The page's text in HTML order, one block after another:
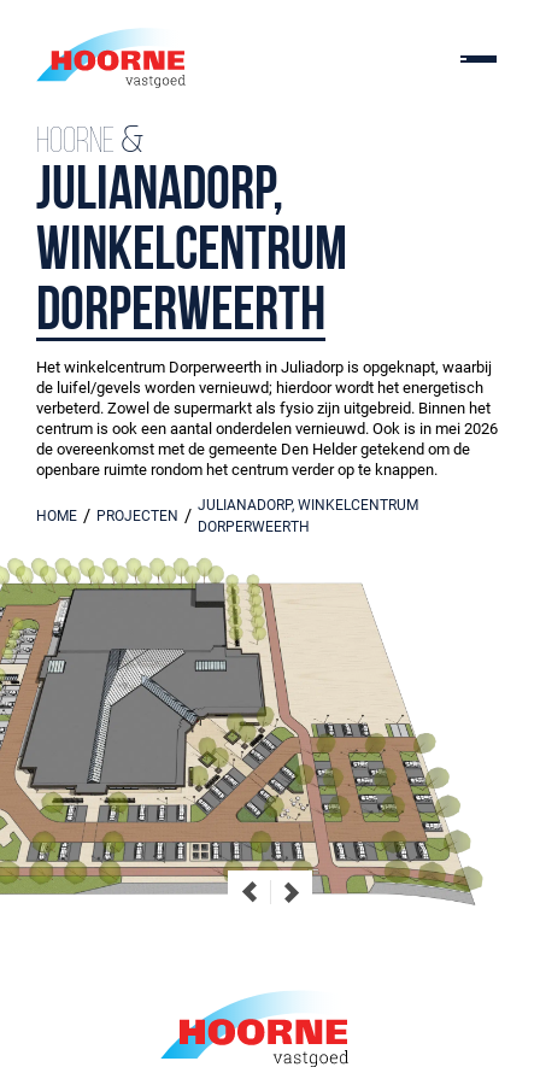
Hoorne &
Julianadorp,
winkelcentrum
Dorperweerth
Het winkelcentrum Dorperweerth in Juliadorp is opgeknapt, waarbij
de luifel/gevels worden vernieuwd; hierdoor wordt het energetisch
verbeterd. Zowel de supermarkt als fysio zijn uitgebreid. Binnen het
centrum is ook een aantal onderdelen vernieuwd. Ook is in mei 2026
de overeenkomst met de gemeente Den Helder getekend om de
openbare ruimte rondom het centrum verder op te knappen.
HOME / PROJECTEN / JULIANADORP, WINKELCENTRUM
DORPERWEERTH